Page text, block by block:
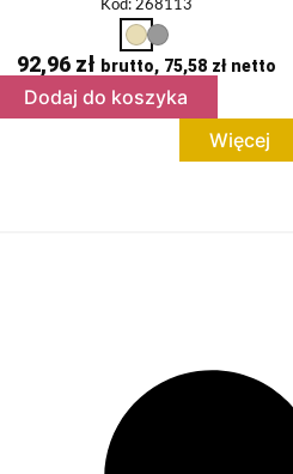
Kod: 268113
92,96 zł brutto, 75,58 złnetto
Dodaj do koszyka
Więcej